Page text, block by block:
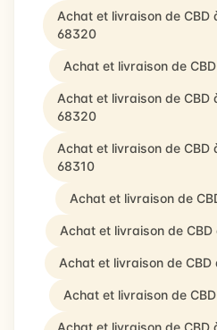
Achat et livraison de CBD
68320
Achat et livraison de
Achat et livraison de CBD
68320
Achat et livraison de CBD
68310
Achat et livraison de
Achat et livraison de
Achat et livraison de
Achat et livraison de
Achat et livraison de CBD